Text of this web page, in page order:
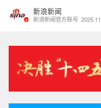
新浪新闻
新浪新闻官方账号